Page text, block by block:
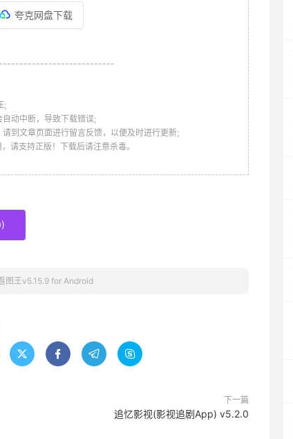
夸克网盘下载
;
动中断，导致下载错误;
到文章页面进行留言反馈，以便及时进行更新;
请支持正版！下载后请注意杀毒。
)
图王v5.15.9 for Android
   
下一篇
追忆影视(影视追剧App) v5.2.0